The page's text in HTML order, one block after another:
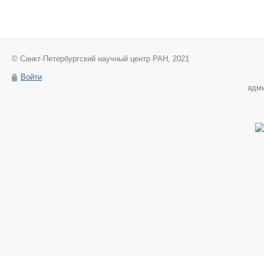
© Санкт-Петербургский научный центр РАН, 2021
Войти